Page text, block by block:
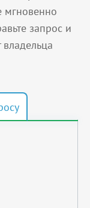
мгновенно
запрос и